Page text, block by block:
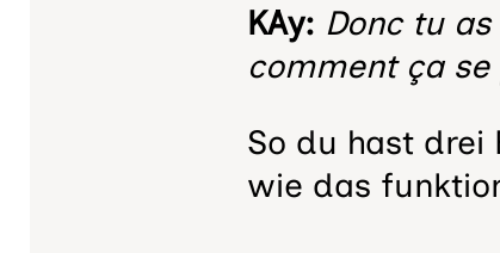
KAy: Donc tu
comment ça
So du hast drei
wie das